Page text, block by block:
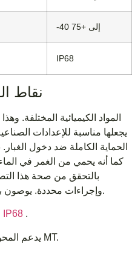
-40 إلى +75
IP68
نقاط
يجعلها مناسبة للإعدادات
وإجراءات محددة. يوصون بإعادة الاختبار لأنواع الكابلات الأخرى.
موصلات متينة بتصنيف IP68 .
يدعم المحول ما يصل إلى 24 أليافًا بنمط MT.